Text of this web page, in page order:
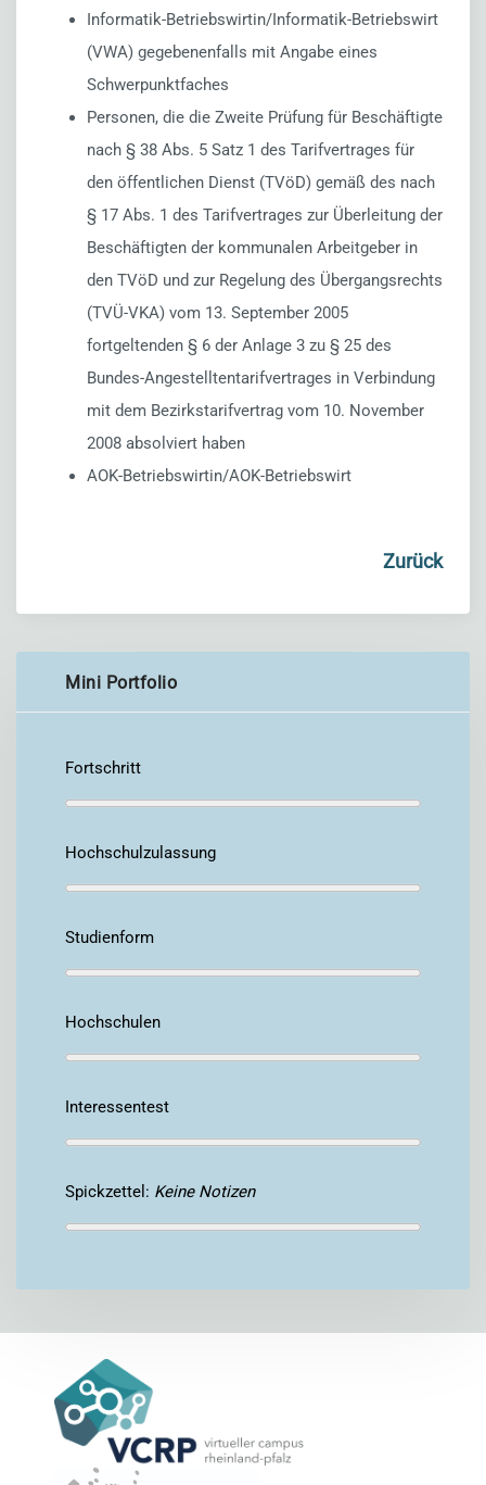
Informatik-Betriebswirtin/Informatik-Betriebswirt
(VWA) gegebenenfalls mit Angabe eines
Schwerpunktfaches
Personen, die die Zweite Prüfung für Beschäftigte
nach § 38 Abs. 5 Satz 1 des Tarifvertrages für
den öffentlichen Dienst (TVöD) gemäß des nach
§ 17 Abs. 1 des Tarifvertrages zur Überleitung der
Beschäftigten der kommunalen Arbeitgeber in
den TVöD und zur Regelung des Übergangsrechts
(TVÜ-VKA) vom 13. September 2005
fortgeltenden § 6 der Anlage 3 zu § 25 des
Bundes-Angestelltentarifvertrages in Verbindung
mit dem Bezirkstarifvertrag vom 10. November
2008 absolviert haben
AOK-Betriebswirtin/AOK-Betriebswirt
Zurück
Mini Portfolio
Fortschritt
Hochschulzulassung
Studienform
Hochschulen
Interessentest
Spickzettel: Keine Notizen